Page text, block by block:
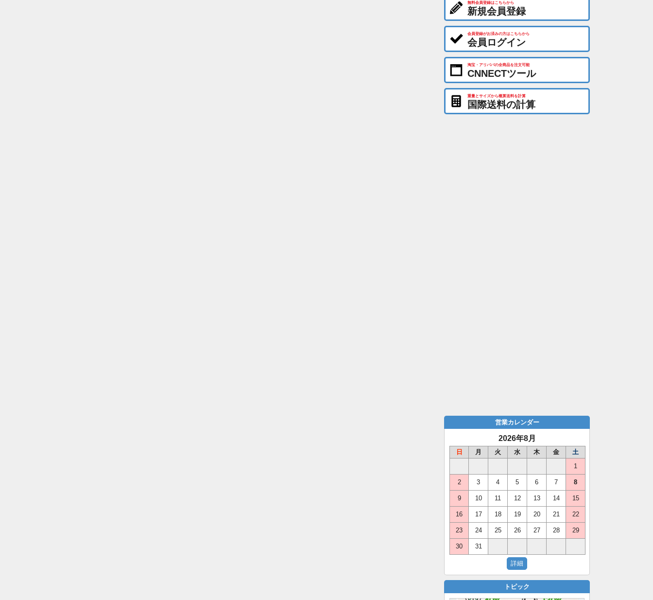
無料会員登録はこちらから
新規会員登録
会員登録がお済みの方はこちらから
会員ログイン
淘宝・アリババの全商品を注文可能
CNNECTツール
重量とサイズから概算送料を計算
国際送料の計算
営業カレンダー
2026年8月
日 月 火 水 木 金
土
1
2 3 4 5 6 7 8
9 10 11 12 13 14 15
16 17 18 19 20 21 22
23 24 25 26 27 28 29
30 31
トピック